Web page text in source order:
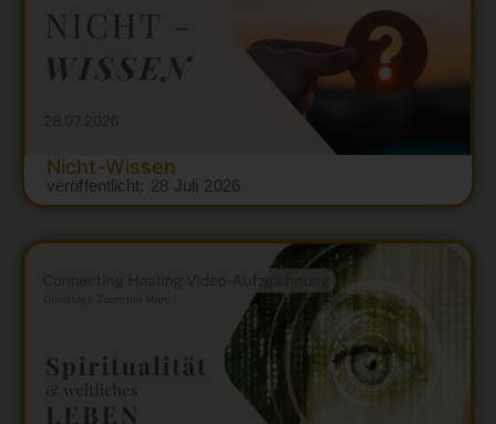
Nicht-Wissen
veröffentlicht: 28 Juli 2026